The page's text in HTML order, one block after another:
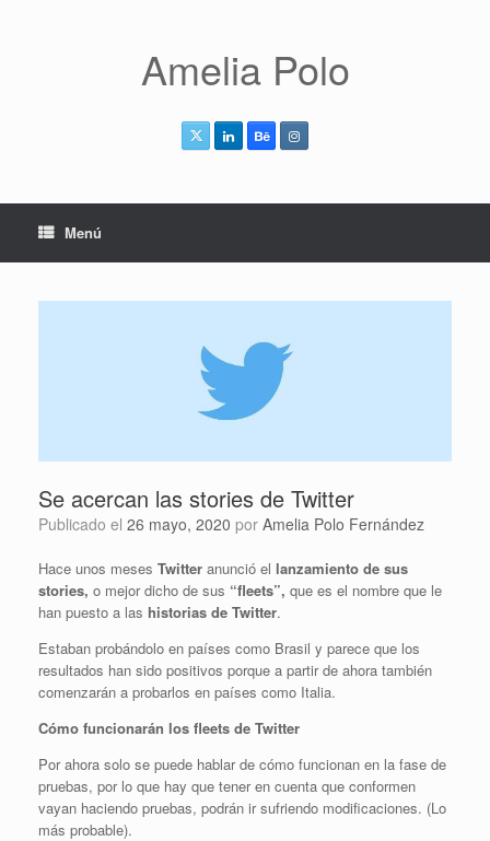
Amelia Polo
Menú
Se acercan las stories de Twitter
Publicado el 26 mayo, 2020 por Amelia Polo Fernández
Hace unos meses Twitter anunció el lanzamiento de sus
stories, o mejor dicho de sus “fleets”, que es el nombre que le
han puesto a las historias de Twitter.
Estaban probándolo en países como Brasil y parece que los
resultados han sido positivos porque a partir de ahora también
comenzarán a probarlos en países como Italia.
Cómo funcionarán los fleets de Twitter
Por ahora solo se puede hablar de cómo funcionan en la fase de
pruebas, por lo que hay que tener en cuenta que conformen
vayan haciendo pruebas, podrán ir sufriendo modificaciones. (Lo
más probable).